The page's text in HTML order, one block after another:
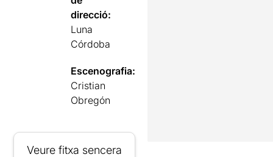
direcció:
Luna
Córdoba
Escenografia:
Cristian
Obregón
Veure fitxa sencera